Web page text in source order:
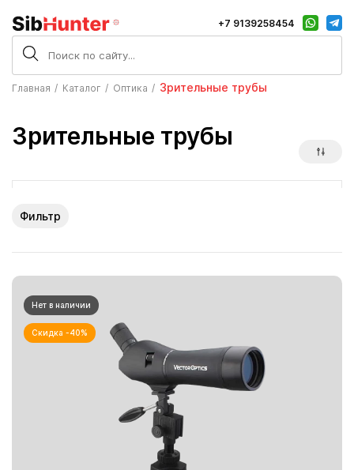
+7 9139258454
Главная Каталог Оптика Зрительные трубы
Зрительные трубы
Фильтр
Нет в наличии
Скидка -40%